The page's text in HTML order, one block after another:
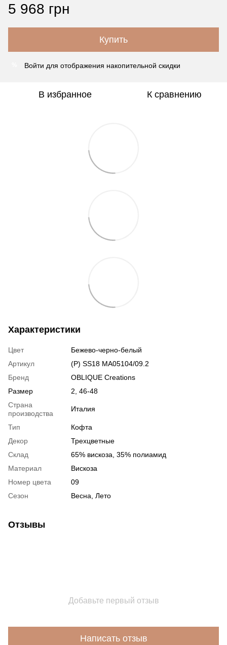
5 968 грн
Купить
Войти для отображения накопительной скидки
В избранное К сравнению
Характеристики
Цвет
Бежево-черно-белый
Артикул
(Р) SS18 MA05104/09.2
Бренд
OBLIQUE Creations
Размер
2, 46-48
Страна
производства
Италия
Тип
Кофта
Декор
Трехцветные
Склад
65% вискоза, 35% полиамид
Материал
Вискоза
Номер цвета
09
Сезон
Весна, Лето
Отзывы
Добавьте первый отзыв
Написать отзыв